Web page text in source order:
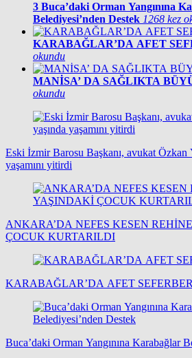
3 Buca’daki Orman Yangınına
Belediyesi’nden Destek 1268 kez
KARABAĞLAR’DA AFET
okundu
MANİSA’ DA SAĞLIKTA
okundu
Eski İzmir Barosu Başkanı, avukat Özkan
yaşamını yitirdi
ANKARA’DA NEFES KESEN
ÇOCUK KURTARILDI
KARABAĞLAR’DA AFET
Buca’daki Orman Yangınına Karabağlar